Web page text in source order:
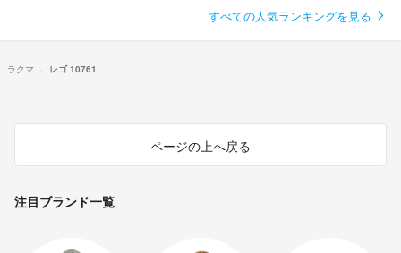
すべての人気ランキングを見る
ラクマ レゴ 10761
ページの上へ戻る
注目ブランド一覧